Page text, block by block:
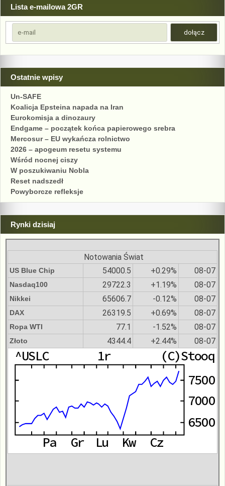
Lista e-mailowa 2GR
Ostatnie wpisy
Un-SAFE
Koalicja Epsteina napada na Iran
Eurokomisja a dinozaury
Endgame – początek końca papierowego srebra
Mercosur – EU wykańcza rolnictwo
2026 – apogeum resetu systemu
Wśród nocnej ciszy
W poszukiwaniu Nobla
Reset nadszedł
Powyborcze refleksje
Rynki dzisiaj
Notowania Świat
US Blue Chip 54000.5 +0.29% 08-07
Nasdaq100 29722.3 +1.19% 08-07
Nikkei 65606.7 -0.12% 08-07
DAX 26319.5 +0.69% 08-07
Ropa WTI 77.1 -1.52% 08-07
Złoto 4344.4 +2.44% 08-07